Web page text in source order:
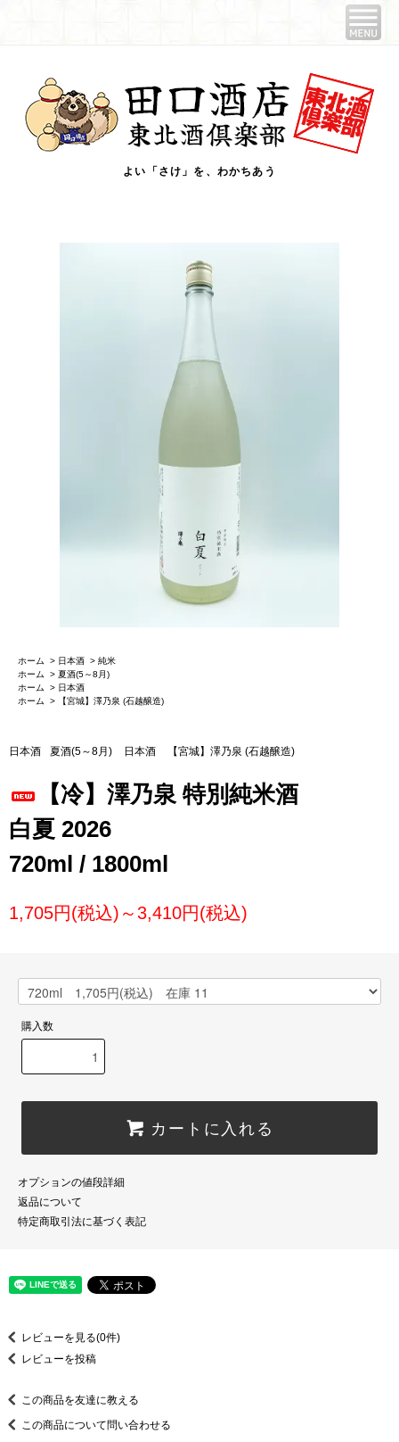
よい「さけ」を、わかちあう
ホーム > 日本酒 > 純米
ホーム
> 夏酒(5～8月)
ホーム
> 日本酒
ホーム
> 【宮城】澤乃泉 (石越醸造)
日本酒 夏酒(5～8月) 日本酒 【宮城】澤乃泉 (石越醸造)
【冷】澤乃泉 特別純米酒
白夏 2026
720ml / 1800ml
1,705円(税込)～3,410円(税込)
購入数
カートに入れる
オプションの値段詳細
返品について
特定商取引法に基づく表記
レビューを見る(0件)
レビューを投稿
この商品を友達に教える
この商品について問い合わせる